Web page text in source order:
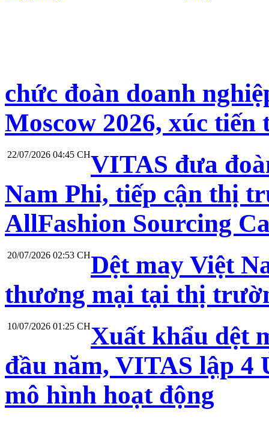
chức đoàn doanh
Moscow 2026, xúc
22/07/2026 04:45 CHVITAS đưa
Nam Phi, tiếp cận thị
AllFashion Sourcing
20/07/2026 02:53 CHDệt may Việt
thương mại tại thị
10/07/2026 01:25 CHXuất khẩu dệt
đầu năm, VITAS lập 4
mô hình hoạt động